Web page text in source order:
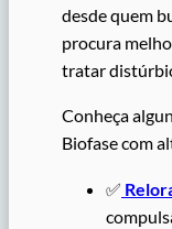
desde quem
procura
tratar
Conheça
Biofase com
✅